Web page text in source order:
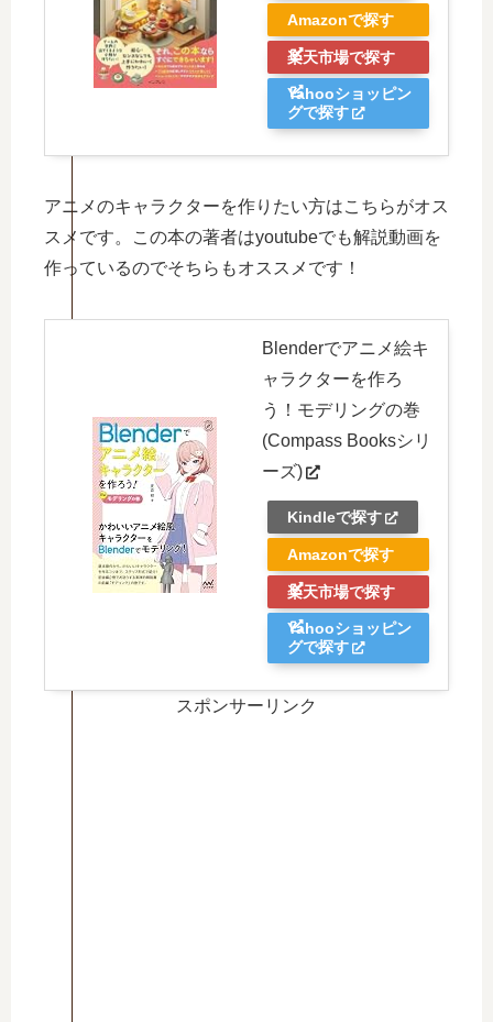
Amazonで探す
楽天市場で探す
Yahooショッピン
グで探す
アニメのキャラクターを作りたい方はこちらがオス
スメです。この本の著者はyoutubeでも解説動画を
作っているのでそちらもオススメです！
Blenderでアニメ絵キ
ャラクターを作ろ
う！モデリングの巻
(Compass Booksシリ
ーズ)
Kindleで探す
Amazonで探す
楽天市場で探す
Yahooショッピン
グで探す
スポンサーリンク